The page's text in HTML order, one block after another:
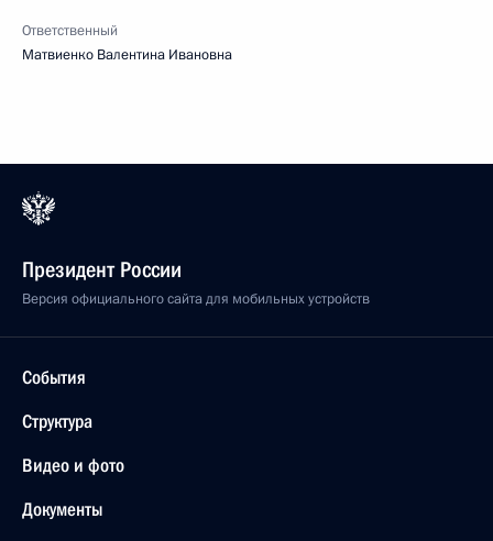
Ответственный
Матвиенко Валентина Ивановна
Президент России
Версия официального сайта для мобильных устройств
События
Структура
Видео и фото
Документы